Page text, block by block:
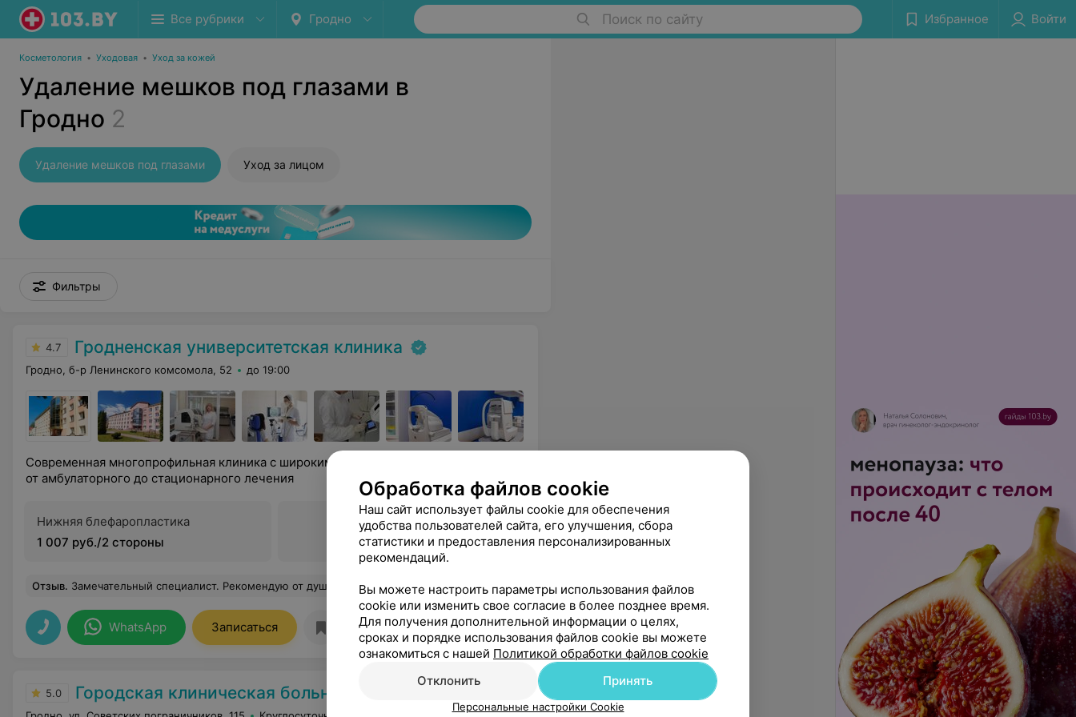
Все рубрики Гродно Поиск по сайту Избранное Войти
Косметология • Уходовая • Уход за кожей
Удаление мешков под глазами в
Гродно 2
Удаление мешков под глазами Уход за лицом
Фильтры
4.7 Гродненская университетская клиника
Гродно, б-р Ленинского комсомола, 52 до 19:00
Современная многопрофильная клиника с широким спектром медицинских услуг:
от амбулаторного до стационарного лечения
Нижняя блефаропластика
1 007 руб./2 стороны
Все цены
Отзыв. Замечательный специалист. Рекомендую от души! В феврале 2023 года была операция на груди. Врач очень внимательный, с чувством юмора) Операция выполнена быстро и качественно. Еще
WhatsApp Записаться Все цены
5.0 Городская клиническая больница скорой медицинской помощи г. Гродно
Обработка файлов cookie
Наш сайт использует файлы cookie для обеспечения
удобства пользователей сайта, его улучшения, сбора
статистики и предоставления персонализированных
рекомендаций.
Вы можете настроить параметры использования файлов
cookie или изменить свое согласие в более позднее время.
Для получения дополнительной информации о целях,
сроках и порядке использования файлов cookie вы можете
ознакомиться с нашей Политикой обработки файлов cookie
Отклонить
Принять
Персональные настройки Cookie